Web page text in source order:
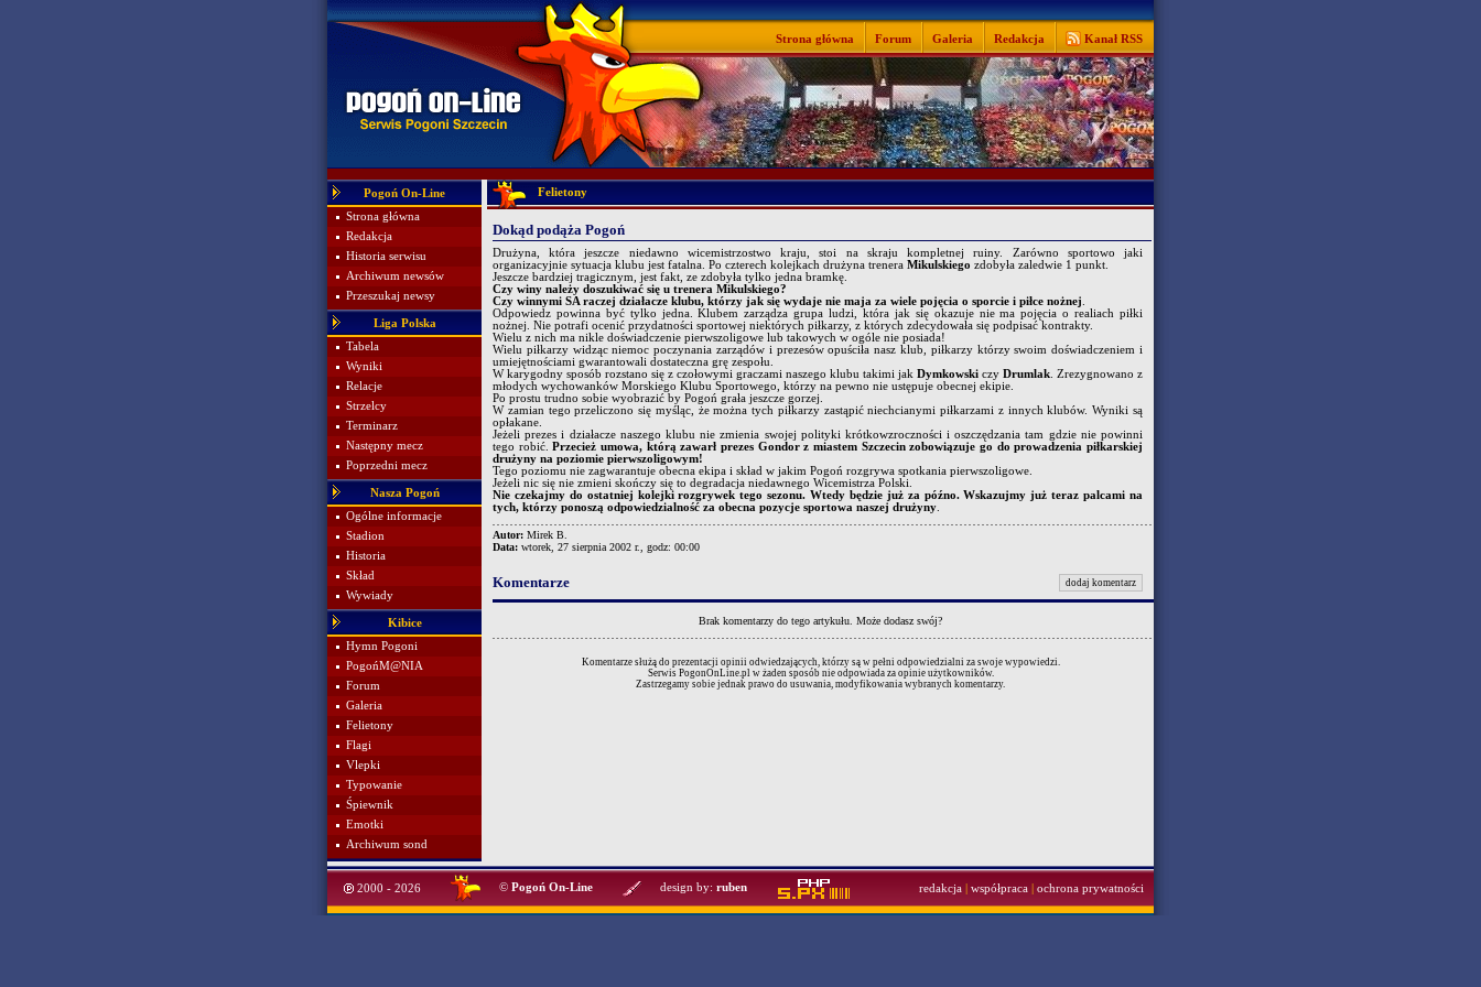
Strona główna Forum Galeria Redakcja Kanał RSS
Pogoń On-Line
Strona główna
Redakcja
Historia serwisu
Archiwum newsów
Przeszukaj newsy
Liga Polska
Tabela
Wyniki
Relacje
Strzelcy
Terminarz
Następny mecz
Poprzedni mecz
Nasza Pogoń
Ogólne informacje
Stadion
Historia
Skład
Wywiady
Kibice
Hymn Pogoni
PogońM@NIA
Forum
Galeria
Felietony
Flagi
Vlepki
Typowanie
Śpiewnik
Emotki
Archiwum sond
Felietony
Dokąd podąża Pogoń
Drużyna, która jeszcze niedawno wicemistrzostwo kraju, stoi na skraju kompletnej ruiny. Zarówno sportowo jaki
organizacyjnie sytuacja klubu jest fatalna. Po czterech kolejkach drużyna trenera Mikulskiego zdobyła zaledwie 1 punkt.
Jeszcze bardziej tragicznym, jest fakt, ze zdobyła tylko jedna bramkę.
Czy winy należy doszukiwać się u trenera Mikulskiego?
Czy winnymi SA raczej działacze klubu, którzy jak się wydaje nie maja za wiele pojęcia o sporcie i piłce nożnej
Odpowiedz powinna być tylko jedna. Klubem zarządza grupa ludzi, która jak się okazuje nie ma pojęcia o realiach piłki
nożnej. Nie potrafi ocenić przydatności sportowej niektórych piłkarzy, z których zdecydowała się podpisać kontrakty.
Wielu z nich ma nikle doświadczenie pierwszoligowe lub takowych w ogóle nie posiada!
Wielu piłkarzy widząc niemoc poczynania zarządów i prezesów opuściła nasz klub, piłkarzy którzy swoim doświadczeniem i
umiejętnościami gwarantowali dostateczna grę zespołu.
W karygodny sposób rozstano się z czołowymi graczami naszego klubu takimi jak Dymkowski czy Drumlak . Zrezygnowano z
młodych wychowanków Morskiego Klubu Sportowego, którzy na pewno nie ustępuje obecnej ekipie.
Po prostu trudno sobie wyobrazić by Pogoń grała jeszcze gorzej.
W zamian tego przeliczono się myśląc, że można tych piłkarzy zastąpić niechcianymi piłkarzami z innych klubów. Wyniki są
opłakane.
Jeżeli prezes i działacze naszego klubu nie zmienia swojej polityki krótkowzroczności i oszczędzania tam gdzie nie powinni
tego robić.Przecież umowa, którą zawarł prezes Gondor z miastem Szczecin zobowiązuje go do prowadzenia piłkarskiej
drużyny na poziomie pierwszoligowym!
Tego poziomu nie zagwarantuje obecna ekipa i skład w jakim Pogoń rozgrywa spotkania pierwszoligowe.
Jeżeli nic się nie zmieni skończy się to degradacja niedawnego Wicemistrza Polski.
Nie czekajmy do ostatniej kolejki rozgrywek tego sezonu. Wtedy będzie już za późno. Wskazujmy już teraz palcami na
tych, którzy ponoszą odpowiedzialność za obecna pozycje sportowa naszej drużyny
Autor: Mirek B.
Data: wtorek, 27 sierpnia 2002 r., godz: 00:00
dodaj komentarz
Komentarze
Brak komentarzy do tego artykułu. Może dodasz swój?
Komentarze służą do prezentacji opinii odwiedzających, którzy są w pełni odpowiedzialni za swoje wypowiedzi.
Serwis PogonOnLine.pl w żaden sposób nie odpowiada za opinie użytkowników.
Zastrzegamy sobie jednak prawo do usuwania, modyfikowania wybranych komentarzy.
2000 - 2026 © Pogoń On-Line design by: ruben redakcja współpraca ochrona prywatności